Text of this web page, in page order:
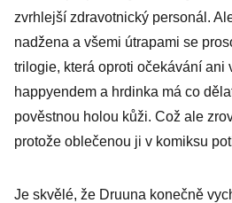
zvrhlejší zdravotnický personál.
nadžena a všemi útrapami se
trilogie, která oproti očekávání ani
happyendem a hrdinka má co
pověstnou holou kůži. Což ale
protože oblečenou ji v komiksu
Je skvělé, že Druuna konečně